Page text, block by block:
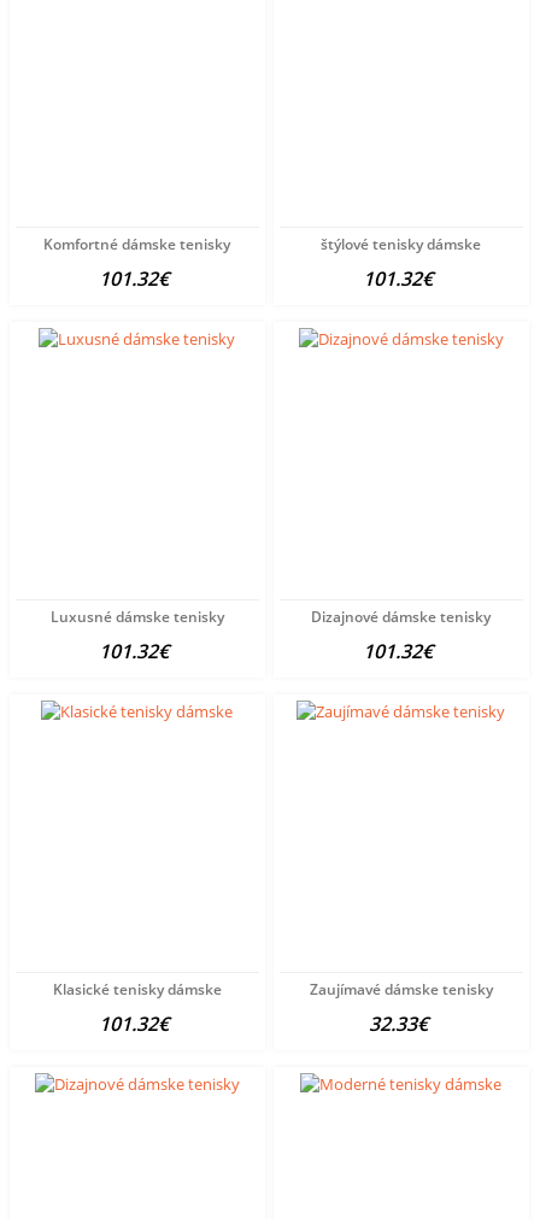
Komfortné dámske tenisky
101.32€
štýlové tenisky dámske
101.32€
Luxusné dámske tenisky
101.32€
Dizajnové dámske tenisky
101.32€
Klasické tenisky dámske
101.32€
Zaujímavé dámske tenisky
32.33€